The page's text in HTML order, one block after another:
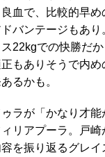
血で、比較的早め
バンテージもあり
22kgでの快勝だ
もありそうで内
るかも。
ラが「かなり才能
リアプーラ。戸崎
を振り返るグレ